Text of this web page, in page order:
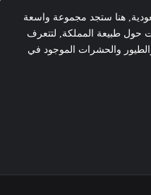
هنا ستجد مجموعة واسعة
حول طبيعة المملكة, لتتعرف
والطيور والحشرات الموجود في